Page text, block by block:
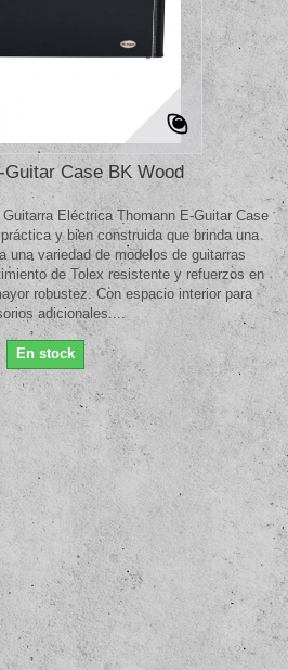
Guitar Case BK Wood
Eléctrica Thomann E-Guitar Case
y bien construida que brinda una
una variedad de modelos de guitarras
de Tolex resistente y refuerzos en
robustez. Con espacio interior para
adicionales....
En stock